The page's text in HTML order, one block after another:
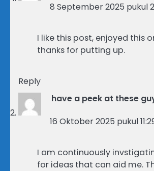
8 September 2025 pukul
I like this post, enjoyed this
thanks for putting up.
Reply
have a peek at these
16 Oktober 2025 pukul
I am continuously
for ideas that can aid me.